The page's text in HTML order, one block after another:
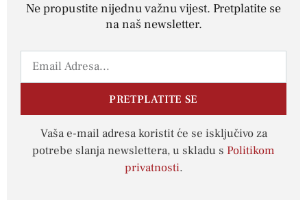
Ne propustite nijednu važnu vijest. Pretplatite se
na naš newsletter.
PRETPLATITE SE
Vaša e-mail adresa koristit će se isključivo za
potrebe slanja newslettera, u skladu s Politikom
privatnosti.